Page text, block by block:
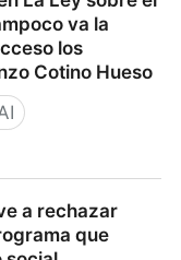
de Derecho
va la
los
Cotino Hueso
vencida. Mal
públicos" -
a rechazar
que